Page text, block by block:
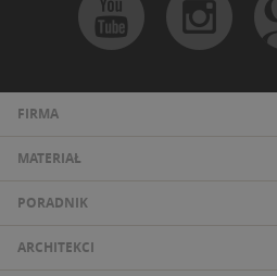
FIRMA
MATERIAŁ
PORADNIK
ARCHITEKCI